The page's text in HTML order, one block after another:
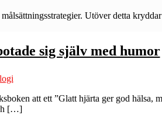
Utöver detta
sig själv med humor
att ett ”Glatt hjärta ger god hälsa,
[…]